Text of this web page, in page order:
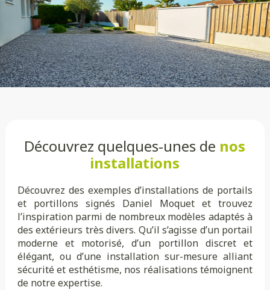
Découvrez quelques-unes de nos
installations
Découvrez des exemples d’installations de portails
et portillons signés Daniel Moquet et trouvez
l’inspiration parmi de nombreux modèles adaptés à
des extérieurs très divers. Qu’il s’agisse d’un portail
moderne et motorisé, d’un portillon discret et
élégant, ou d’une installation sur-mesure alliant
sécurité et esthétisme, nos réalisations témoignent
de notre expertise.